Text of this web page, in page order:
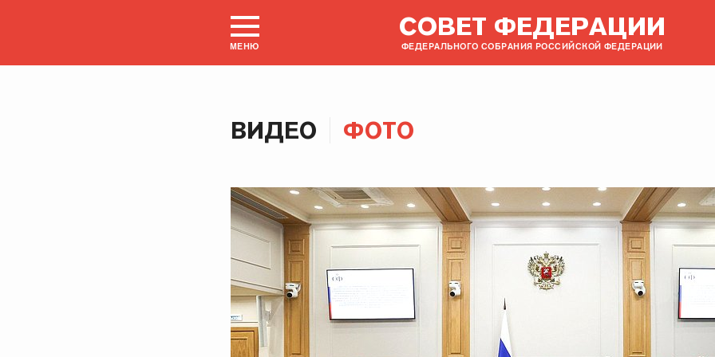
МЕНЮ
СОВЕТ ФЕДЕРАЦИИ
ФЕДЕРАЛЬНОГО СОБРАНИЯ РОССИЙСКОЙ ФЕДЕРАЦИИ
ВИДЕО ФОТО